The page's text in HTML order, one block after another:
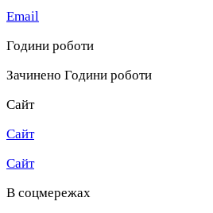
Email
Години роботи
Зачинено Години роботи
Сайт
Сайт
Сайт
В соцмережах